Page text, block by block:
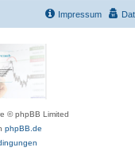
Impressum
© phpBB Limited
phpBB.de